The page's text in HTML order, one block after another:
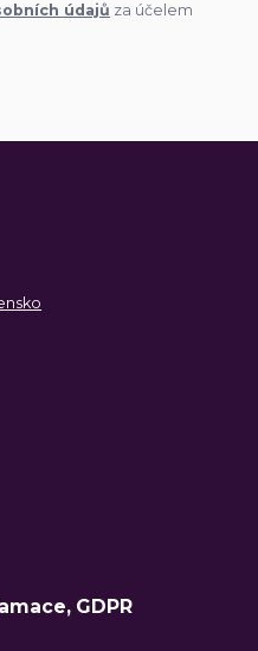
údajů za účelem
GDPR